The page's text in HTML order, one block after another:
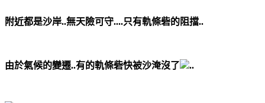
附近都是沙岸..無天險可守....只有軌條砦的阻擋..
由於氣候的變遷..有的軌條砦快被沙淹沒了 ..